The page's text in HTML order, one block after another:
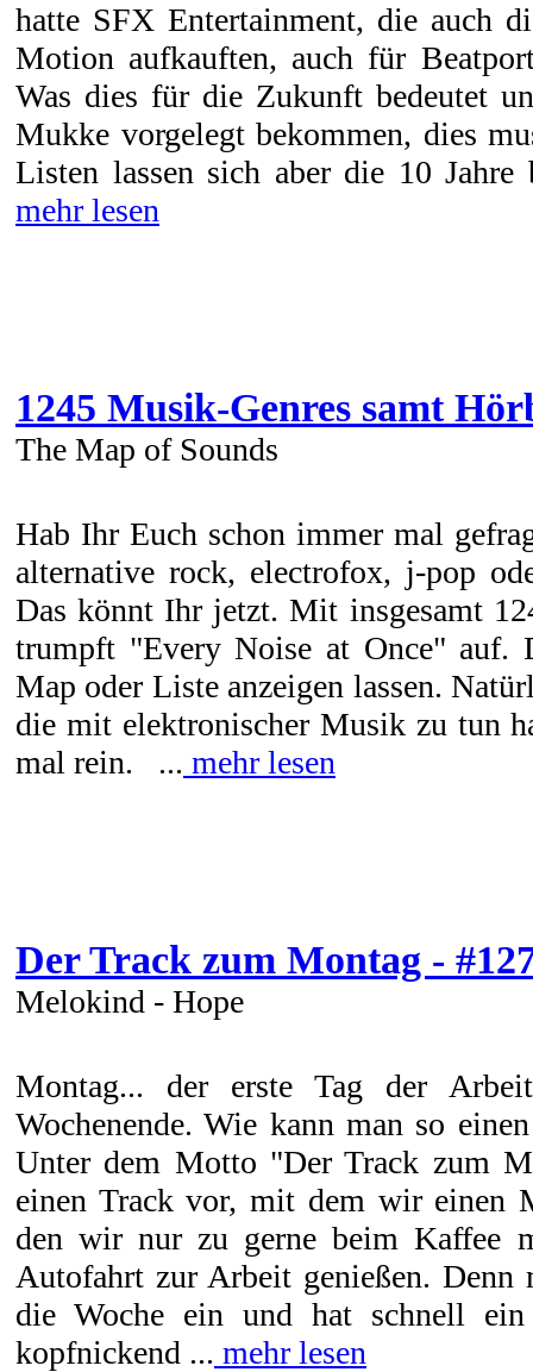
hatte SFX Entertainment, die auch
Motion aufkauften, auch für
Was dies für die Zukunft bedeutet
Mukke vorgelegt bekommen, dies
Listen lassen sich aber die 10
mehr lesen
1245 Musik-Genres samt
The Map of Sounds
Hab Ihr Euch schon immer mal
alternative rock, electrofox, j-pop
Das könnt Ihr jetzt. Mit insgesamt
trumpft "Every Noise at Once" auf.
Map oder Liste anzeigen lassen.
die mit elektronischer Musik zu tun
mal rein. ... mehr lesen
Der Track zum Montag -
Melokind - Hope
Montag... der erste Tag der
Wochenende. Wie kann man so
Unter dem Motto "Der Track zum
einen Track vor, mit dem wir einen
den wir nur zu gerne beim Kaffee
Autofahrt zur Arbeit genießen.
die Woche ein und hat schnell
kopfnickend ... mehr lesen